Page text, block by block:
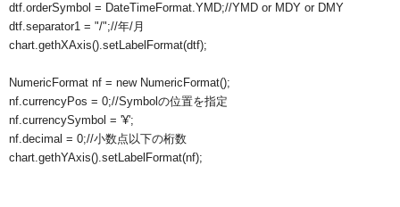
dtf.orderSymbol = DateTimeFormat.YMD;//YMD or MDY or DMY
dtf.separator1 = "/";//年/月
chart.gethXAxis().setLabelFormat(dtf);
NumericFormat nf = new NumericFormat();
nf.currencyPos = 0;//Symbolの位置を指定
nf.currencySymbol = '¥';
nf.decimal = 0;//小数点以下の桁数
chart.gethYAxis().setLabelFormat(nf);